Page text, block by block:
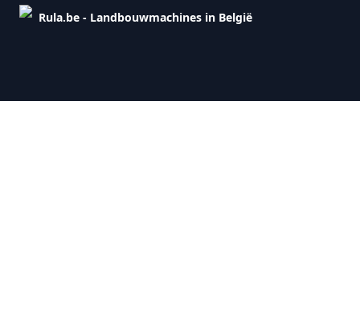
Rula.be - Landbouwmachines in België